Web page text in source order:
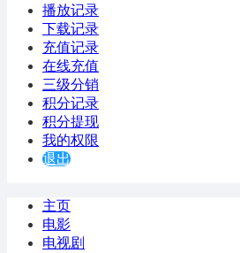
播放记录
下载记录
充值记录
在线充值
三级分销
积分记录
积分提现
我的权限
退出
主页
电影
电视剧